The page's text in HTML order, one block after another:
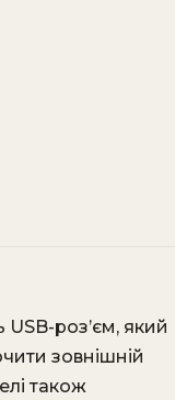
роз’єм, який
зовнішній
також